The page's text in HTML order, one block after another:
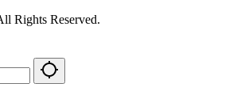
Rights Reserved.